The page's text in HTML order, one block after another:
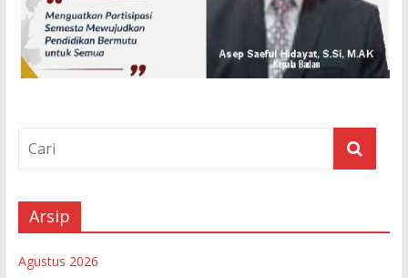
Arsip
Agustus 2026